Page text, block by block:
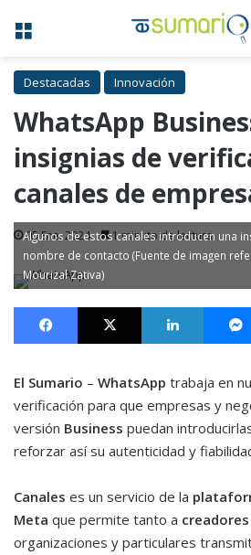
Menú
Destacadas Innovación
WhatsApp
insignias de
canales de
05 Ene, 2024 1 minuto de lectura
Algunos de estos canales introducen una
nombre de contacto (Fuente de imagen
Mourizal Zativa)
Facebook X LinkedIn
El Sumario – WhatsApp trabaja en
verificación para que empresas y
versión Business puedan
reforzar así su autenticidad y
Canales es un servicio de la
Meta que permite tanto a
organizaciones y particulares